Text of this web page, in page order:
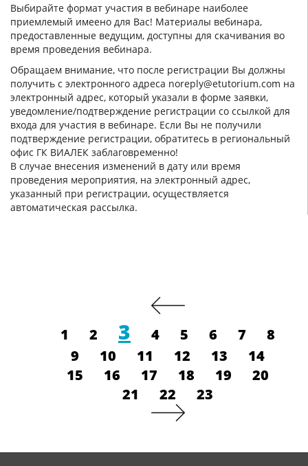
Выбирайте формат участия в вебинаре наиболее
приемлемый имеено для Вас! Материалы вебинара,
предоставленные ведущим, доступны для скачивания во
время проведения вебинара.
Обращаем внимание, что после регистрации Вы должны
получить с электронного адреса noreply@etutorium.com на
электронный адрес, который указали в форме заявки,
уведомление/подтверждение регистрации со ссылкой для
входа для участия в вебинаре. Если Вы не получили
подтверждение регистрации, обратитесь в региональный
офис ГК ВИАЛЕК заблаговременно!
В случае внесения изменений в дату или время
проведения мероприятия, на электронный адрес,
указанный при регистрации, осуществляется
автоматическая рассылка.
1 2 3 4 5 6 7
8
9
10 11 12 13
14
15
16 17 18 19
20
21
22 23